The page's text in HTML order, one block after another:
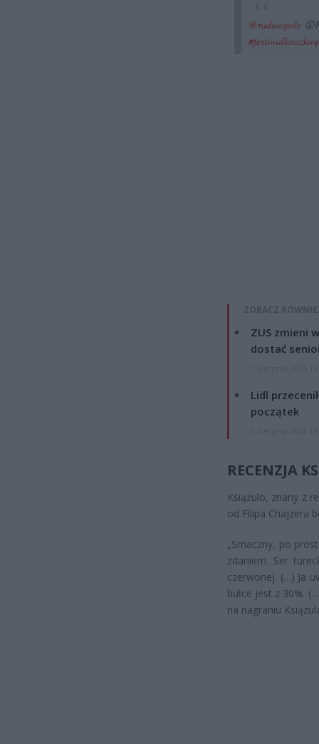
@radioopole
ZOBACZ
ZUS zmieni
dostać
Lidl
początek
RECENZJA
Książulo, znany z
od Filipa Chajzera
„Smaczny, po
zdaniem. Ser
czerwonej. (…) Ja
bułce jest z 30%.
na nagraniu